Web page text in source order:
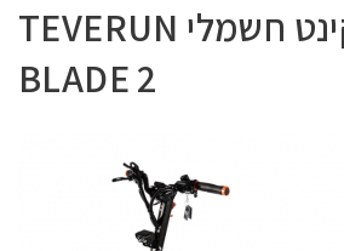
קורקינט חשמלי TEVERUN
BLADE 2